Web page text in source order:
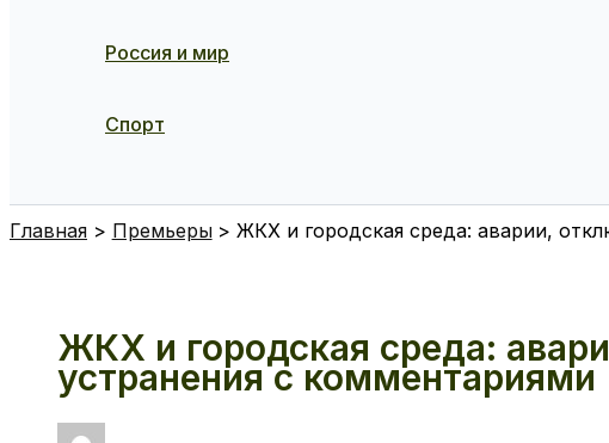
Россия и мир
Спорт
Главная Премьеры ЖКХ и городская среда: аварии,
ЖКХ и городская среда:
устранения с комментариями